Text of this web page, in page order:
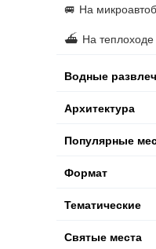
На
На теплоходе
Водные
Архитектура
Популярные
Формат
Тематические
Святые места